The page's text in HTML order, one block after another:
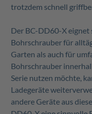
trotzdem schnell
Der BC-DD60-X eignet
Bohrschrauber für
Garten als auch für
Bohrschrauber
Serie nutzen möchte,
Ladegeräte
andere Geräte aus